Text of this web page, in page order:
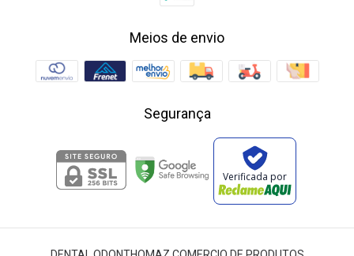
Meios de envio
Segurança
Verificada por